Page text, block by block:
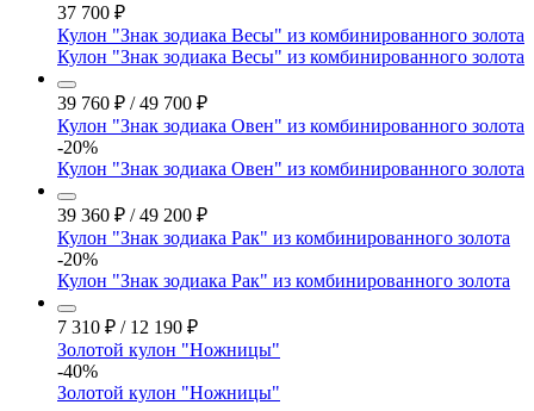
37 700 ₽
Кулон "Знак зодиака Весы" из комбинированного золота
Кулон "Знак зодиака Весы" из комбинированного золота
39 760 ₽ / 49 700 ₽
Кулон "Знак зодиака Овен" из комбинированного золота
-20%
Кулон "Знак зодиака Овен" из комбинированного золота
39 360 ₽ / 49 200 ₽
Кулон "Знак зодиака Рак" из комбинированного золота
-20%
Кулон "Знак зодиака Рак" из комбинированного золота
7 310 ₽ / 12 190 ₽
Золотой кулон "Ножницы"
-40%
Золотой кулон "Ножницы"